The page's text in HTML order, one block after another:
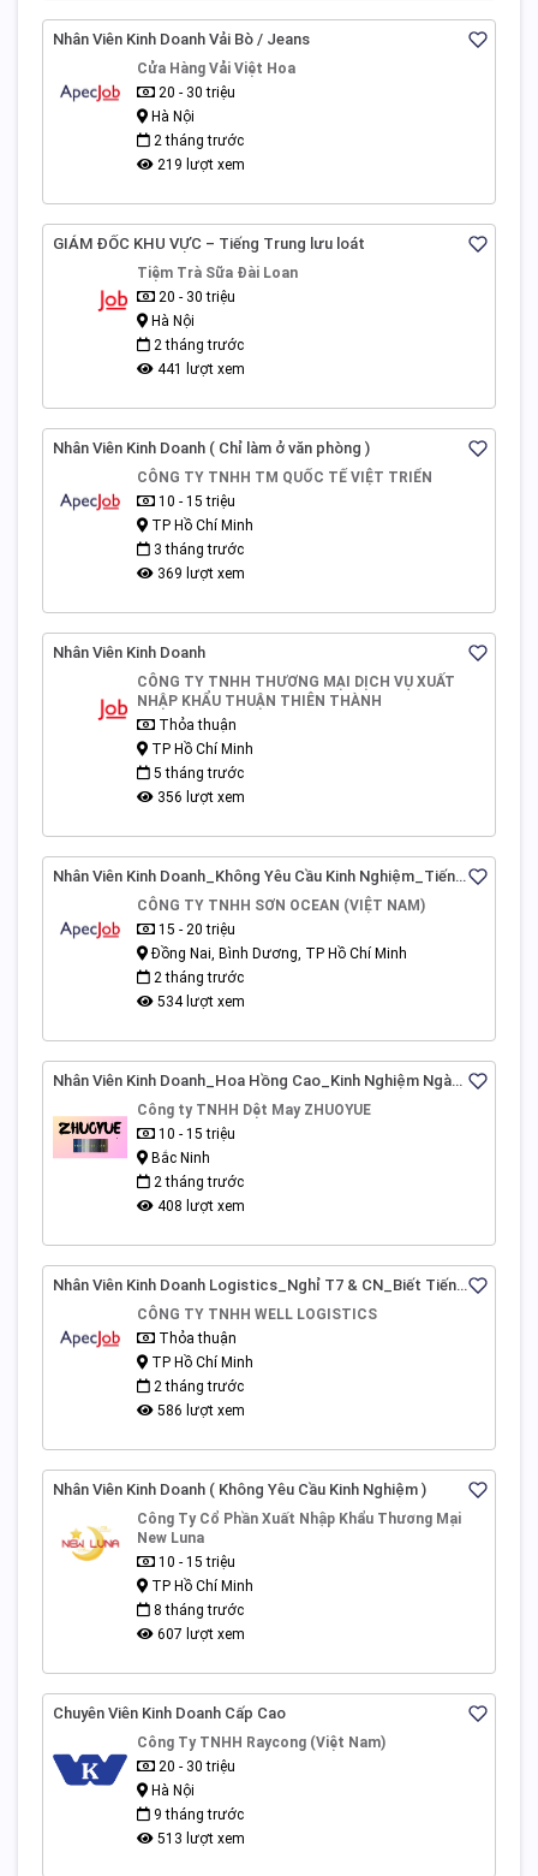
Nhân Viên Kinh Doanh Vải Bò / Jeans
Cửa Hàng Vải Việt Hoa
20 - 30 triệu
Hà Nội
2 tháng trước
219 lượt xem
GIÁM ĐỐC KHU VỰC – Tiếng Trung lưu loát
Tiệm Trà Sữa Đài Loan
20 - 30 triệu
Hà Nội
2 tháng trước
441 lượt xem
Nhân Viên Kinh Doanh ( Chỉ làm ở văn phòng )
CÔNG TY TNHH TM QUỐC TẾ VIỆT TRIỂN
10 - 15 triệu
TP Hồ Chí Minh
3 tháng trước
369 lượt xem
Nhân Viên Kinh Doanh
CÔNG TY TNHH THƯƠNG MẠI DỊCH VỤ XUẤT
NHẬP KHẨU THUẬN THIÊN THÀNH
Thỏa thuận
TP Hồ Chí Minh
5 tháng trước
356 lượt xem
Nhân Viên Kinh Doanh_Không Yêu Cầu Kinh Nghiệm_Tiếng
Trung HSK3_Xe Đưa Đón_Đồng Nai
CÔNG TY TNHH SƠN OCEAN (VIỆT NAM)
15 - 20 triệu
Đồng Nai, Bình Dương, TP Hồ Chí Minh
2 tháng trước
534 lượt xem
Nhân Viên Kinh Doanh_Hoa Hồng Cao_Kinh Nghiệm Ngành
May Mặc_Bắc Ninh
Công ty TNHH Dệt May ZHUOYUE
10 - 15 triệu
Bắc Ninh
2 tháng trước
408 lượt xem
Nhân Viên Kinh Doanh Logistics_Nghỉ T7 & CN_Biết Tiếng
Anh Hoặc Trung_TP.HCM
CÔNG TY TNHH WELL LOGISTICS
Thỏa thuận
TP Hồ Chí Minh
2 tháng trước
586 lượt xem
Nhân Viên Kinh Doanh ( Không Yêu Cầu Kinh Nghiệm )
Công Ty Cổ Phần Xuất Nhập Khẩu Thương Mại
New Luna
10 - 15 triệu
TP Hồ Chí Minh
8 tháng trước
607 lượt xem
Chuyên Viên Kinh Doanh Cấp Cao
Công Ty TNHH Raycong (Việt Nam)
20 - 30 triệu
Hà Nội
9 tháng trước
513 lượt xem